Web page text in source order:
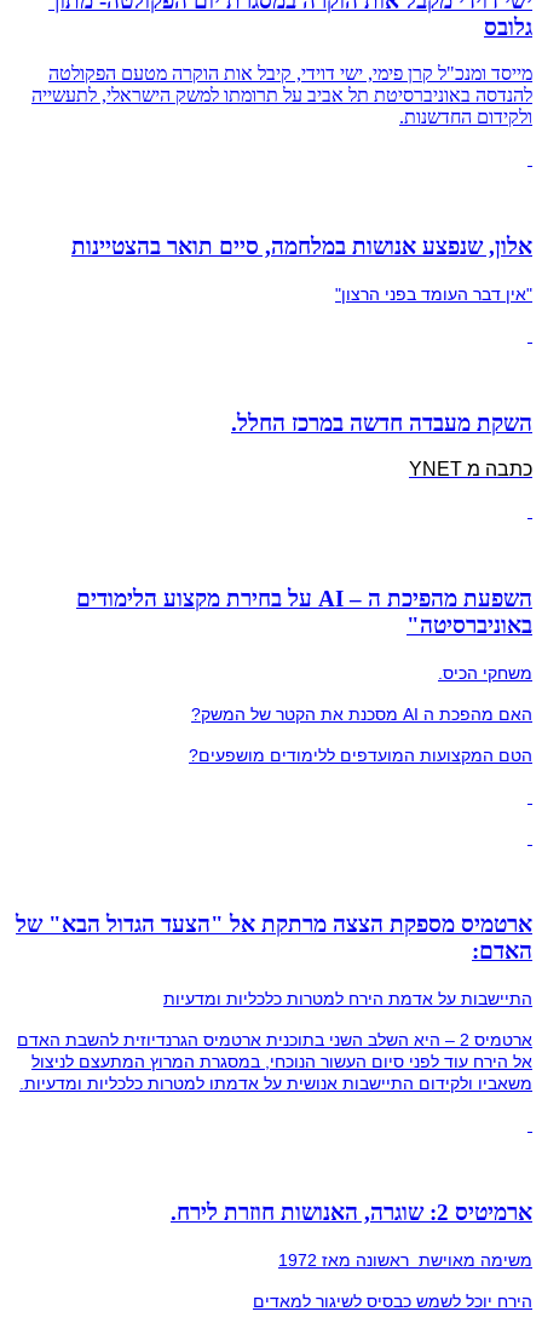
גלובס
מייסד ומנכ"ל קרן פימי, ישי דוידי, קיבל אות הוקרה מטעם הפקולטה
להנדסה באוניברסיטת תל אביב על תרומתו למשק הישראלי, לתעשייה
ולקידום החדשנות.
אלון, שנפצע אנושות במלחמה, סיים תואר בהצטיינות
"אין דבר העומד בפני הרצון"
השקת מעבדה חדשה במרכז החלל.
כתבה מ YNET
השפעת מהפיכת ה – AI על בחירת מקצוע הלימודים
באוניברסיטה"
משחקי הכיס.
האם מהפכת ה AI מסכנת את הקטר של המשק?
הטם המקצועות המועדפים ללימודים מושפעים?
ארטמיס מספקת הצצה מרתקת אל "הצעד הגדול הבא" של
האדם:
התיישבות על אדמת הירח למטרות כלכליות ומדעיות
ארטמיס 2 – היא השלב השני בתוכנית ארטמיס הגרנדיוזית להשבת האדם
אל הירח עוד לפני סיום העשור הנוכחי, במסגרת המרוץ המתעצם לניצול
משאביו ולקידום התיישבות אנושית על אדמתו למטרות כלכליות ומדעיות.
ארמיטיס 2: שוגרה, האנושות חוזרת לירח.
משימה מאוישת ראשונה מאז 1972
הירח יוכל לשמש כבסיס לשיגור למאדים